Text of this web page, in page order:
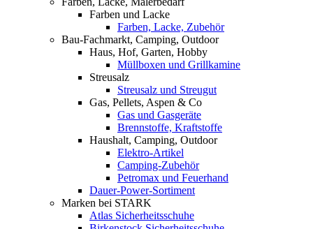
Farben und Lacke
Farben, Lacke, Zubehör
Bau-Fachmarkt, Camping, Outdoor
Haus, Hof, Garten, Hobby
Müllboxen und Grillkamine
Streusalz
Streusalz und Streugut
Gas, Pellets, Aspen & Co
Gas und Gasgeräte
Brennstoffe, Kraftstoffe
Haushalt, Camping, Outdoor
Elektro-Artikel
Camping-Zubehör
Petromax und Feuerhand
Dauer-Power-Sortiment
Marken bei STARK
Atlas Sicherheitsschuhe